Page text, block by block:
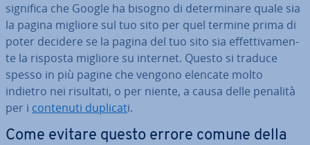
significa che Google ha bisogno di de­ter­mi­na­re quale sia
la pagina migliore sul tuo sito per quel termine prima di
poter decidere se la pagina del tuo sito sia ef­fet­ti­va­men­
te la risposta migliore su internet. Questo si traduce
spesso in più pagine che vengono elencate molto
indietro nei risultati, o per niente, a causa delle penalità
per i contenuti duplicati.
Come evitare questo errore comune della